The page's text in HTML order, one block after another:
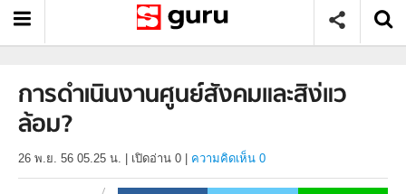
การดำเนินงานศูนย์สังคมและสิง่แว
ล้อม?
26 พ.ย. 56 05.25 น. เปิดอ่าน 0 ความคิดเห็น 0